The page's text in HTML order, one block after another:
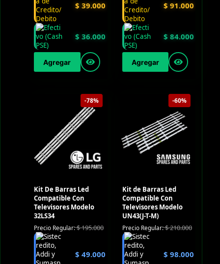
$ 39.000
$ 36.000
Agregar
$ 91.000
$ 84.000
Agregar
-78%
Kit De Barras Led
Compatible Con
Televisores Modelo
32LS34
Precio Regular:$195.000
$ 49.000
-60%
Kit de Barras Led
Compatible Con
Televisores Modelo
UN43(J-T-M)
Precio Regular:$210.000
$ 98.000